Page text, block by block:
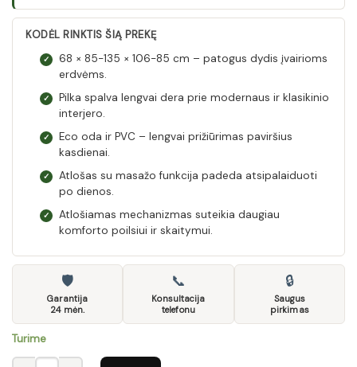
KODĖL RINKTIS ŠIĄ PREKĘ
✓
68 × 85-135 × 106-85 cm – patogus dydis įvairioms
erdvėms.
✓
Pilka spalva lengvai dera prie modernaus ir klasikinio
interjero.
✓
Eco oda ir PVC – lengvai prižiūrimas paviršius
kasdienai.
✓
Atlošas su masažo funkcija padeda atsipalaiduoti
po dienos.
✓
Atlošiamas mechanizmas suteikia daugiau
komforto poilsiui ir skaitymui.
🛡
Garantija
24 mėn.
📞
Konsultacija
telefonu
🔒
Saugus
pirkimas
Turime
produkto kiekis: PULSAR recliner chair, spalva: grey